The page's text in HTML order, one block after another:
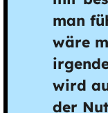
man
wäre
wird
der